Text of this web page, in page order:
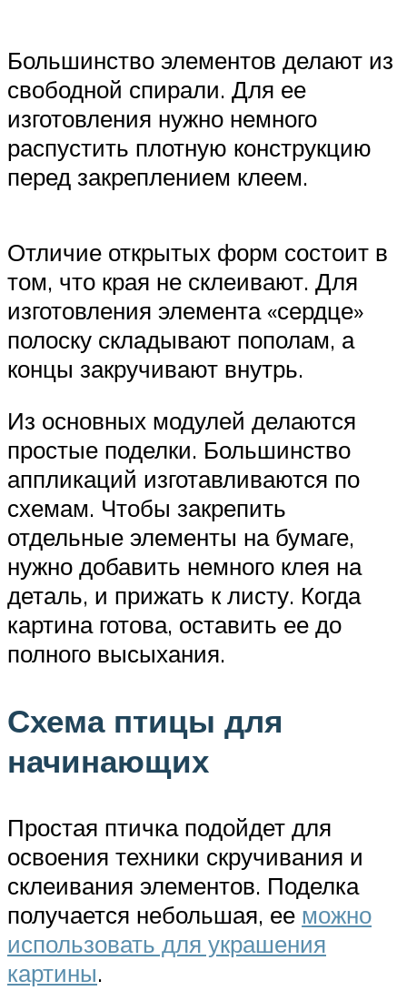
Большинство элементов делают из
свободной спирали. Для ее
изготовления нужно немного
распустить плотную конструкцию
перед закреплением клеем.
Отличие открытых форм состоит в
том, что края не склеивают. Для
изготовления элемента «сердце»
полоску складывают пополам, а
концы закручивают внутрь.
Из основных модулей делаются
простые поделки. Большинство
аппликаций изготавливаются по
схемам. Чтобы закрепить
отдельные элементы на бумаге,
нужно добавить немного клея на
деталь, и прижать к листу. Когда
картина готова, оставить ее до
полного высыхания.
Схема птицы для
начинающих
Простая птичка подойдет для
освоения техники скручивания и
склеивания элементов. Поделка
получается небольшая, ее можно
использовать для украшения
картины.